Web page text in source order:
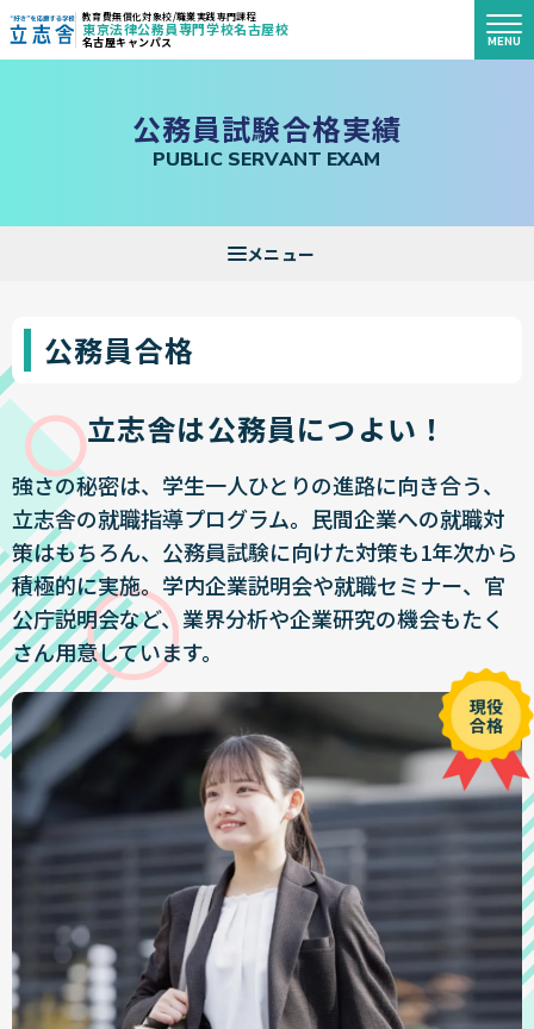
"好き"を応援する学校 立志舎
教育費無償化対象校/職業実践専門課程
東京法律公務員専門学校名古屋校
名古屋キャンパス MENU
公務員試験合格実績
PUBLIC SERVANT EXAM
公務員合格
立志舎は公務員につよい！
強さの秘密は、学生一人ひとりの進路に向き合う、
立志舎の就職指導プログラム。民間企業への就職対
策はもちろん、公務員試験に向けた対策も1年次から
積極的に実施。学内企業説明会や就職セミナー、官
公庁説明会など、業界分析や企業研究の機会もたく
さん用意しています。